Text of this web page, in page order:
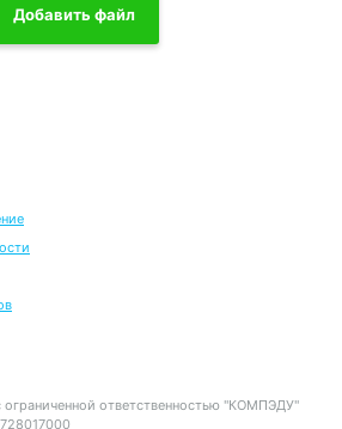
Добавить файл
ответственностью "КОМПЭДУ"